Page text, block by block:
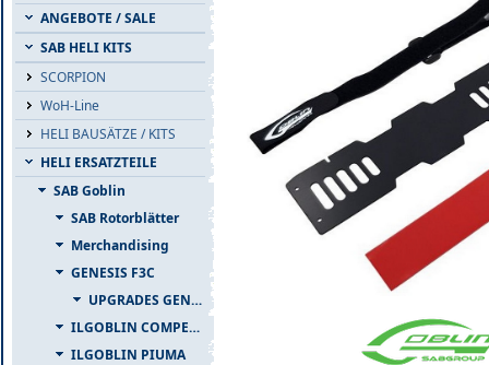
ANGEBOTE / SALE
SAB HELI KITS
SCORPION
WoH-Line
HELI BAUSÄTZE / KITS
HELI ERSATZTEILE
SAB Goblin
SAB Rotorblätter
Merchandising
GENESIS F3C
UPGRADES GENESIS F3C
ILGOBLIN COMPETIZIONE
ILGOBLIN PIUMA